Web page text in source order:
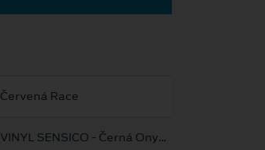
Červená Race
VINYL SENSICO - Černá Onyx/šedá